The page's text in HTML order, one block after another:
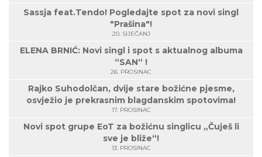
Sassja feat.Tendo! Pogledajte spot za novi singl
"Prašina"!
20. SIJEČANJ
ELENA BRNIĆ: Novi singl i spot s aktualnog albuma
“SAN“ !
26. PROSINAC
Rajko Suhodolčan, dvije stare božićne pjesme,
osvježio je prekrasnim blagdanskim spotovima!
17. PROSINAC
Novi spot grupe EoT za božićnu singlicu „Čuješ li
sve je bliže“!
13. PROSINAC